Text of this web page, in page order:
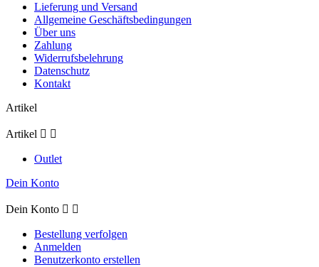
Lieferung und Versand
Allgemeine Geschäftsbedingungen
Über uns
Zahlung
Widerrufsbelehrung
Datenschutz
Kontakt
Artikel
Artikel  
Outlet
Dein Konto
Dein Konto  
Bestellung verfolgen
Anmelden
Benutzerkonto erstellen